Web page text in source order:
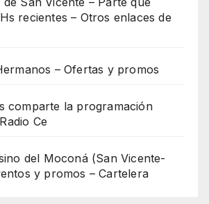
recientes – Otros enlaces de
– Ofertas y promos
comparte la programación
Ce
del Moconá (San Vicente-
y promos – Cartelera